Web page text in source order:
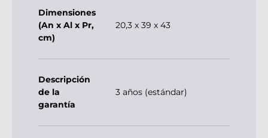
Dimensiones
(An x Al x Pr,
cm)
20,3 x 39 x 43
Descripción
de la
garantía
3 años (estándar)